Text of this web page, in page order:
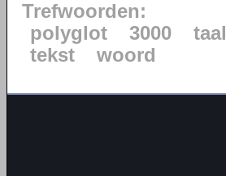
Trefwoorden:
polyglot
3000 taal
tekst
woord